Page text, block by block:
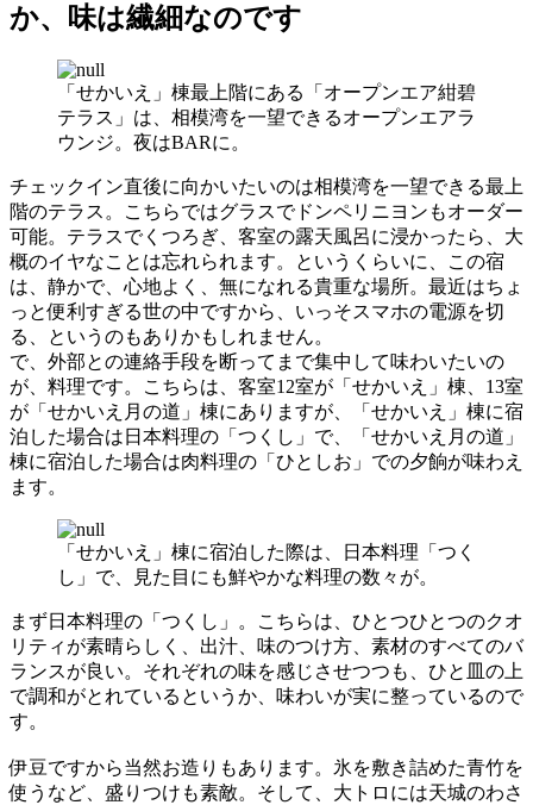
か、味は繊細なのです
「せかいえ」棟最上階にある「オープンエア紺碧
テラス」は、相模湾を一望できるオープンエアラ
ウンジ。夜はBARに。
チェックイン直後に向かいたいのは相模湾を一望できる最上
階のテラス。こちらではグラスでドンペリニヨンもオーダー
可能。テラスでくつろぎ、客室の露天風呂に浸かったら、大
概のイヤなことは忘れられます。というくらいに、この宿
は、静かで、心地よく、無になれる貴重な場所。最近はちょ
っと便利すぎる世の中ですから、いっそスマホの電源を切
る、というのもありかもしれません。
で、外部との連絡手段を断ってまで集中して味わいたいの
が、料理です。こちらは、客室12室が「せかいえ」棟、13室
が「せかいえ月の道」棟にありますが、「せかいえ」棟に宿
泊した場合は日本料理の「つくし」で、「せかいえ月の道」
棟に宿泊した場合は肉料理の「ひとしお」での夕餉が味わえ
ます。
「せかいえ」棟に宿泊した際は、日本料理「つく
し」で、見た目にも鮮やかな料理の数々が。
まず日本料理の「つくし」。こちらは、ひとつひとつのクオ
リティが素晴らしく、出汁、味のつけ方、素材のすべてのバ
ランスが良い。それぞれの味を感じさせつつも、ひと皿の上
で調和がとれているというか、味わいが実に整っているので
す。
伊豆ですから当然お造りもあります。氷を敷き詰めた青竹を
使うなど、盛りつけも素敵。そして、大トロには天城のわさ